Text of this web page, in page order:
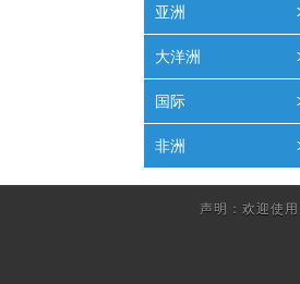
亚洲
大洋洲
国际
非洲
声明：欢迎使用